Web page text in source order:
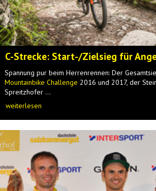
C-Strecke: Start-/Zielsieg für
Spannung pur beim Herrenrennen: Der
Mountainbike Challenge 2016 und 2017, der
Spreitzhofer ...
weiterlesen